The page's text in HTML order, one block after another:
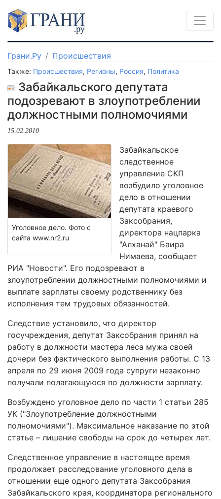
Грани.Ру Происшествия
Также: Происшествия, Регионы, Россия, Политика
Забайкальского депутата
подозревают в злоупотреблении
должностными полномочиями
15.02.2010
Уголовное дело. Фото с
сайта www.nr2.ru
Забайкальское
следственное
управление СКП
возбудило уголовное
дело в отношении
депутата краевого
Заксобрания,
директора нацпарка
"Алханай" Баира
Нимаева, сообщает
РИА "Новости". Его подозревают в
злоупотреблении должностными полномочиями и
выплате зарплаты своему родственнику без
исполнения тем трудовых обязанностей.
Следствие установило, что директор
госучреждения, депутат Заксобрания принял на
работу в должности мастера леса мужа своей
дочери без фактического выполнения работы. C 13
апреля по 29 июня 2009 года супруги незаконно
получали полагающуюся по должности зарплату.
Возбуждено уголовное дело по части 1 статьи 285
УК ("Злоупотребление должностными
полномочиями"). Максимальное наказание по этой
статье – лишение свободы на срок до четырех лет.
Следственное управление в настоящее время
продолжает расследование уголовного дела в
отношении еще одного депутата Заксобрания
Забайкальского края, координатора регионального